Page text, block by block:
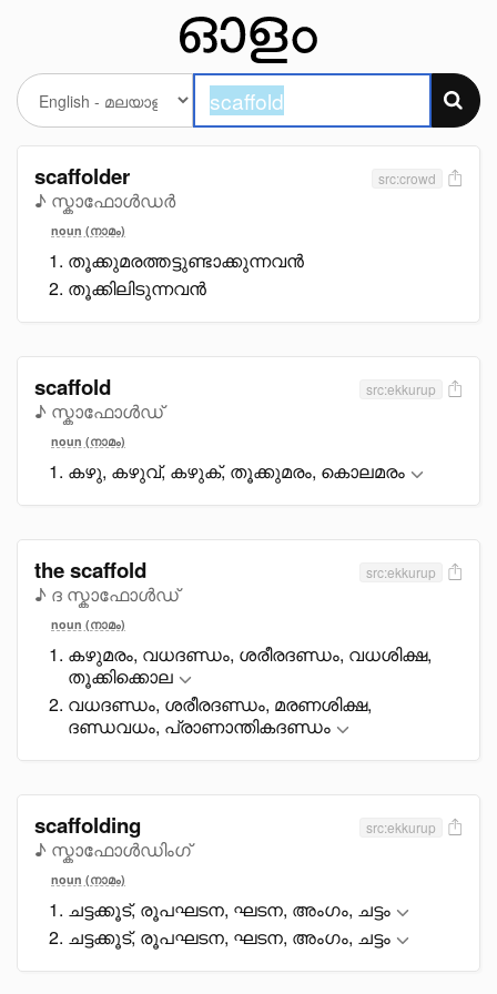
scaffolder
♪ സ്കാഫോള്‍ഡര്‍
src:crowd
noun (നാമം)
തൂക്കുമരത്തട്ടുണ്ടാക്കുന്നവൻ
തൂക്കിലിടുന്നവൻ
scaffold
♪ സ്കാഫോള്‍ഡ്
src:ekkurup
noun (നാമം)
കഴു, കഴുവ്, കഴുക്, തൂക്കുമരം, കൊലമരം
the scaffold
♪ ദ സ്കാഫോൾഡ്
src:ekkurup
noun (നാമം)
കഴുമരം, വധദണ്ഡം, ശരീരദണ്ഡം, വധശിക്ഷ,
തൂക്കിക്കൊല
വധദണ്ഡം, ശരീരദണ്ഡം, മരണശിക്ഷ,
ദണ്ഡവധം, പ്രാണാന്തികദണ്ഡം
scaffolding
♪ സ്കാഫോള്‍ഡിംഗ്
src:ekkurup
noun (നാമം)
ചട്ടക്കൂട്, രൂപഘടന, ഘടന, അംഗം, ചട്ടം
ചട്ടക്കൂട്, രൂപഘടന, ഘടന, അംഗം, ചട്ടം